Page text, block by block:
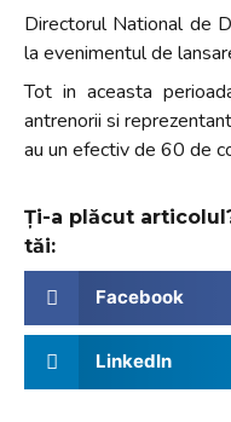
"Ctrl
This
shortcut
the
screen
help
Directorul National de
la evenimentul de
Tot in aceasta
antrenorii si
au un efectiv de 60 de
Ți-a plăcut
tăi:
Facebook
LinkedIn